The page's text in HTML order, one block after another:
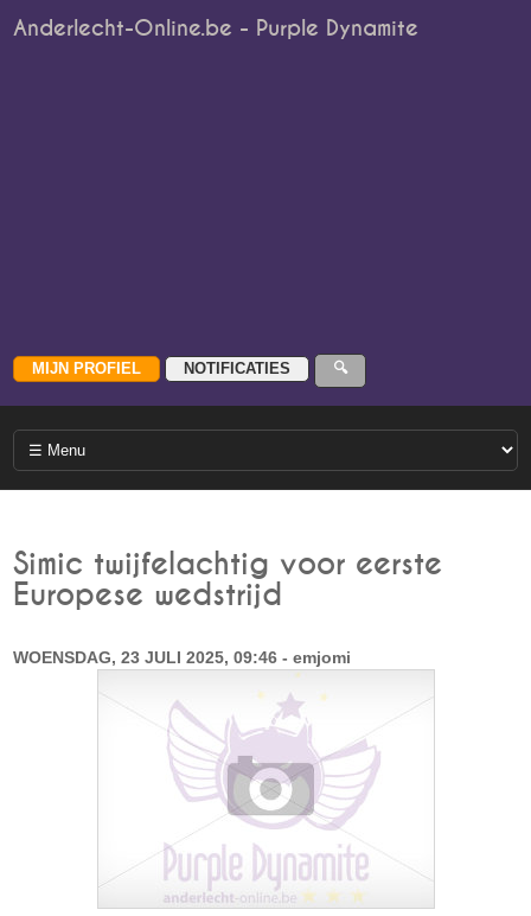
Anderlecht-Online.be - Purple Dynamite
Simic twijfelachtig voor eerste
Europese wedstrijd
WOENSDAG, 23 JULI 2025, 09:46 - emjomi